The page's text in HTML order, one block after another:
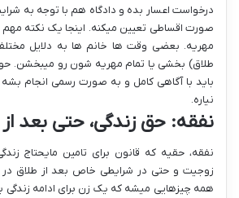
درخواست اعسار بده و دادگاه هم با توجه به
صورت اقساطی تعیین میکنه. اینجا یک نکته
مهریه. بعضی وقت ها خانم ها به دلایل
طلاق) بخشی یا تمام مهریه شون رو میبخشن.
باید با آگاهی کامل و به صورت رسمی انجام بشه
نیاره.
نفقه: حق زندگی، حتی بعد
نفقه، حقیه که قانون برای تامین مایحتاج
زوجیت و حتی در شرایطی خاص بعد از طلاق در
همه چیزهایی میشه که یک زن برای ادامه زندگی